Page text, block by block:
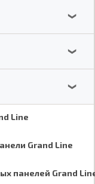
Line
Grand Line
панелей Grand
❯
❯
❯